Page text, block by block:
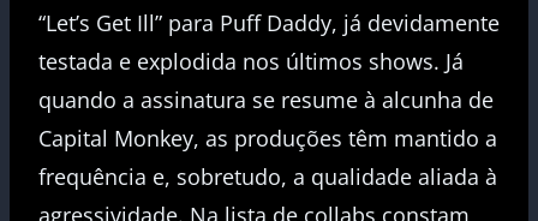
“Let’s Get Ill” para Puff Daddy, já devidamente
testada e explodida nos últimos shows. Já
quando a assinatura se resume à alcunha de
Capital Monkey, as produções têm mantido a
frequência e, sobretudo, a qualidade aliada à
agressividade. Na lista de collabs constam